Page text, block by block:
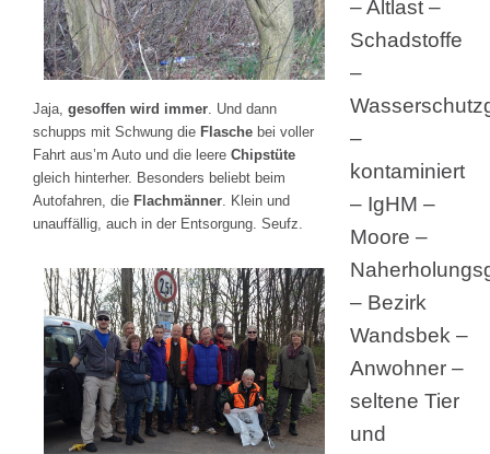
Jaja, gesoffen wird immer. Und dann
schupps mit Schwung die Flasche bei voller
Fahrt aus’m Auto und die leere Chipstüte
gleich hinterher. Besonders beliebt beim
Autofahren, die Flachmänner. Klein und
unauffällig, auch in der Entsorgung. Seufz.
– Altlast –
Schadstoffe
–
–
kontaminiert
– IgHM –
Moore –
– Bezirk
Wandsbek –
Anwohner –
seltene Tier
und